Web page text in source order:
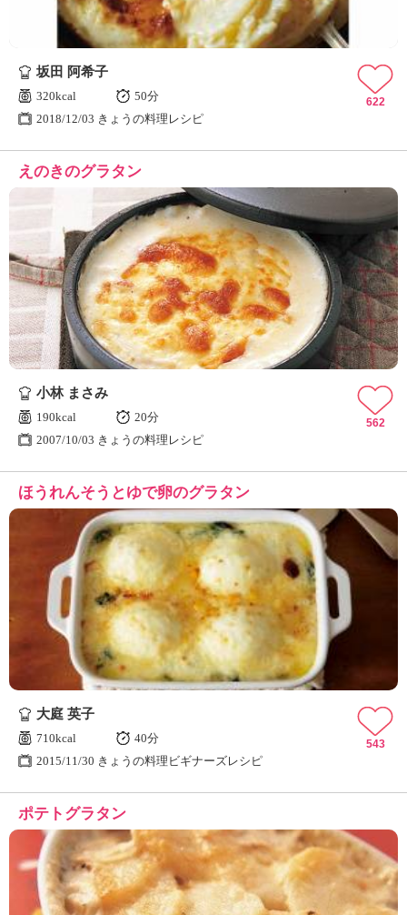
坂田 阿希子
320kcal
50分
2018/12/03 きょうの料理レシピ
622
えのきのグラタン
小林 まさみ
190kcal
20分
2007/10/03 きょうの料理レシピ
562
ほうれんそうとゆで卵のグラタン
大庭 英子
710kcal
40分
2015/11/30 きょうの料理ビギナーズレシピ
543
ポテトグラタン